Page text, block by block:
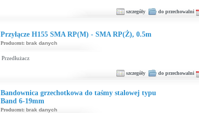
szczegóły do przechowalni
Przyłącze H155 SMA RP(M) - SMA RP(Ż), 0.5m
Producent: brak danych
Przedłużacz
szczegóły do przechowalni
Bandownica grzechotkowa do taśmy stalowej typu
Band 6-19mm
Producent: brak danych